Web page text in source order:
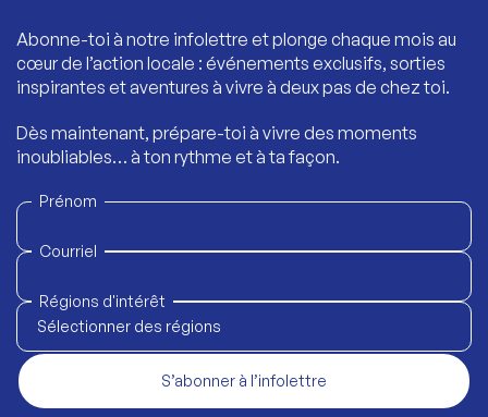
Abonne-toi à notre infolettre et plonge chaque mois au
cœur de l’action locale : événements exclusifs, sorties
inspirantes et aventures à vivre à deux pas de chez toi.
Dès maintenant, prépare-toi à vivre des moments
inoubliables… à ton rythme et à ta façon.
Prénom
Courriel
Régions d'intérêt
Sélectionner des régions
S’abonner à l’infolettre